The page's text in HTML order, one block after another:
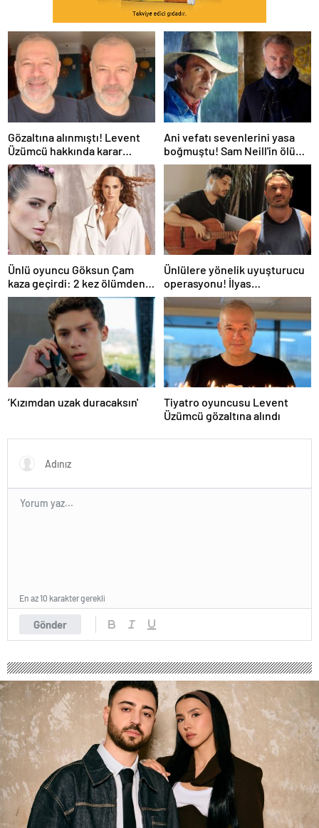
Gözaltına alınmıştı! Levent
Üzümcü hakkında karar
verildi
Ani vefatı sevenlerini yasa
boğmuştu! Sam Neill'in ölüm
nedeni belli oldu
Ünlü oyuncu Göksun Çam
kaza geçirdi: 2 kez ölümden
döndüm
Ünlülere yönelik uyuşturucu
operasyonu! İlyas
Yalçıntaş'tan ilk açıklama
‘Kızımdan uzak duracaksın'
Tiyatro oyuncusu Levent
Üzümcü gözaltına alındı
Gönder
En az 10 karakter gerekli